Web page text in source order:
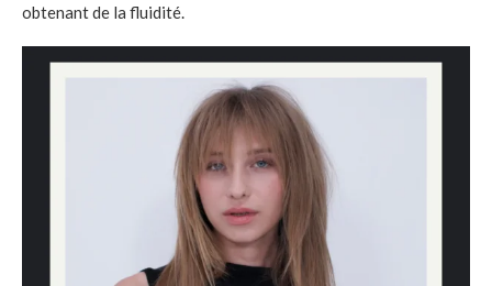
obtenant de la fluidité.